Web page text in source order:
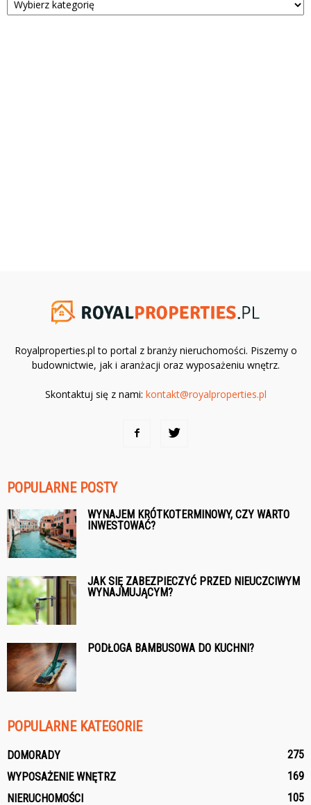
Royalproperties.pl to portal z branży nieruchomości. Piszemy o
budownictwie, jak i aranżacji oraz wyposażeniu wnętrz.
Skontaktuj się z nami: kontakt@royalproperties.pl
POPULARNE POSTY
WYNAJEM KRÓTKOTERMINOWY, CZY WARTO
INWESTOWAĆ?
JAK SIĘ ZABEZPIECZYĆ PRZED NIEUCZCIWYM
WYNAJMUJĄCYM?
PODŁOGA BAMBUSOWA DO KUCHNI?
POPULARNE KATEGORIE
DOMORADY
275
WYPOSAŻENIE WNĘTRZ
169
NIERUCHOMOŚCI
105